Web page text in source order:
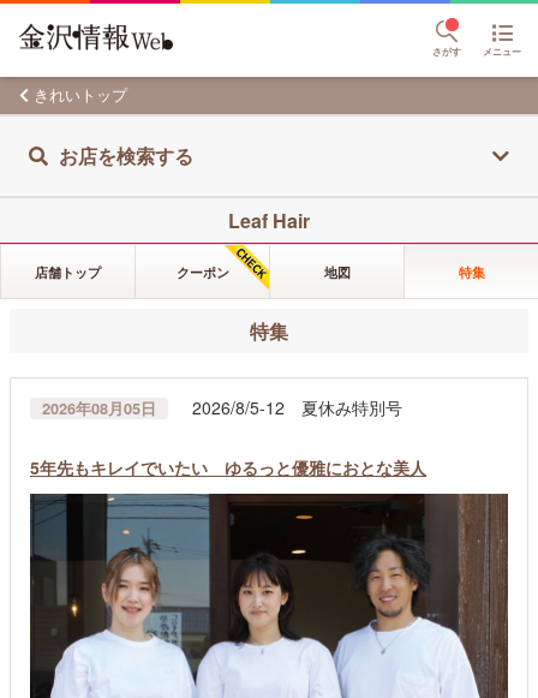
さがす メニュー
きれいトップ
お店を検索する
Leaf Hair
店舗トップ クーポン 地図 特集
特集
2026年08月05日 2026/8/5-12 夏休み特別号
5年先もキレイでいたい ゆるっと優雅におとな美人